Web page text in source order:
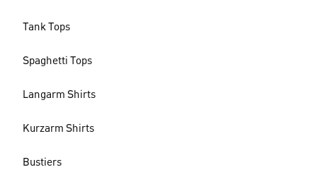
Tank Tops
Spaghetti Tops
Langarm Shirts
Kurzarm Shirts
Bustiers